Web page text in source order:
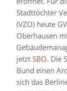
Stadttöchter
(VZO) heute
Oberhausen
jetzt SBO. Die
Bund einen
sich das